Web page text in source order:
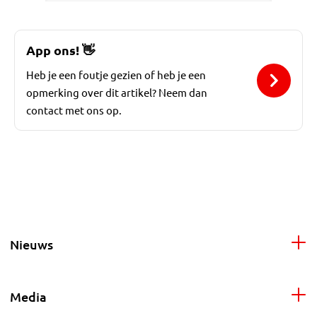
App ons!👋
Heb je een foutje gezien of heb je een
opmerking over dit artikel? Neem dan
contact met ons op.
Nieuws
Media